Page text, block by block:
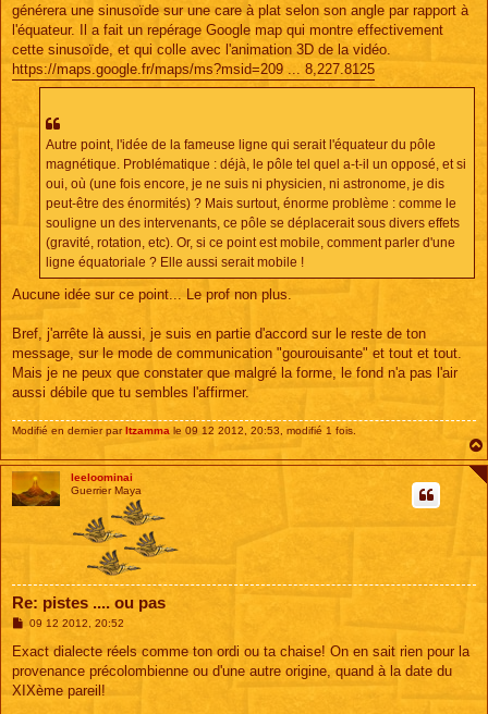
générera une sinusoïde sur une care à plat selon son angle par rapport à
l'équateur. Il a fait un repérage Google map qui montre effectivement
cette sinusoïde, et qui colle avec l'animation 3D de la vidéo.
https://maps.google.fr/maps/ms?msid=209 ... 8,227.8125
Autre point, l'idée de la fameuse ligne qui serait l'équateur du pôle
magnétique. Problématique : déjà, le pôle tel quel a-t-il un opposé, et si
oui, où (une fois encore, je ne suis ni physicien, ni astronome, je dis
peut-être des énormités) ? Mais surtout, énorme problème : comme le
souligne un des intervenants, ce pôle se déplacerait sous divers effets
(gravité, rotation, etc). Or, si ce point est mobile, comment parler d'une
ligne équatoriale ? Elle aussi serait mobile !
Aucune idée sur ce point... Le prof non plus.
Bref, j'arrête là aussi, je suis en partie d'accord sur le reste de ton
message, sur le mode de communication "gourouisante" et tout et tout.
Mais je ne peux que constater que malgré la forme, le fond n'a pas l'air
aussi débile que tu sembles l'affirmer.
Modifié en dernier parItzamma le 09 12 2012, 20:53, modifié 1 fois.
leeloominai
Guerrier Maya
Re: pistes .... ou pas
M
s
a
g
09 12 2012, 20:52
Exact dialecte réels comme ton ordi ou ta chaise! On en sait rien pour la
provenance précolombienne ou d'une autre origine, quand à la date du
XIXème pareil!